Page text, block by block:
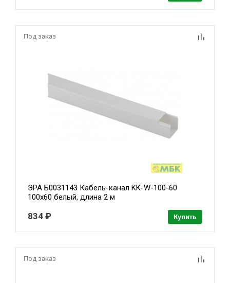
Под заказ
ЭРА Б0031143 Кабель-канал KK-W-100-60
100x60 белый, длина 2 м
834 ₽ Купить
Под заказ